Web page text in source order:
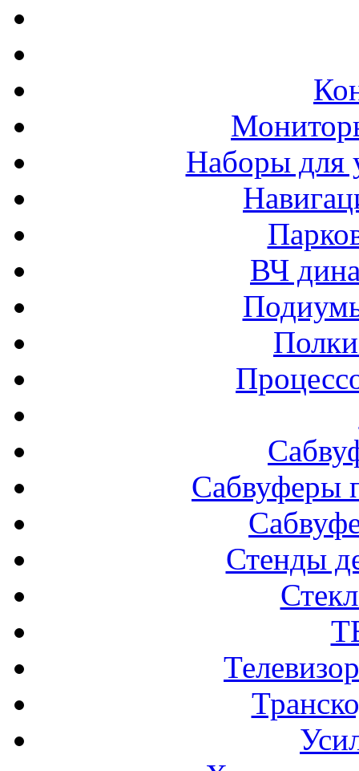
Наборы для
ВЧ
Сабвуферы
Стенды